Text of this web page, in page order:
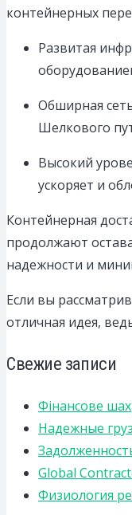
контейнерных
Развитая
Обширная
Шелкового
Высокий
ускоряет и
Контейнерная
продолжают
надежности и
Если вы
отличная идея,
Свежие записи
Фінансове
Надежные
Global
Физиология